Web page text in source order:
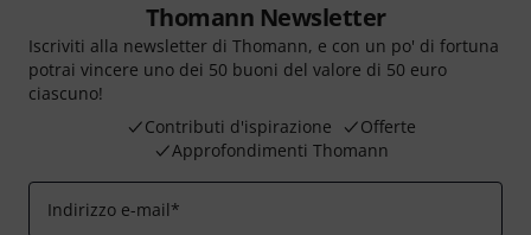
Thomann Newsletter
Iscriviti alla newsletter di Thomann, e con un po' di fortuna
potrai vincere uno dei 50 buoni del valore di 50 euro
ciascuno!
Contributi d'ispirazione
Offerte
Approfondimenti Thomann
Indirizzo e-mail*